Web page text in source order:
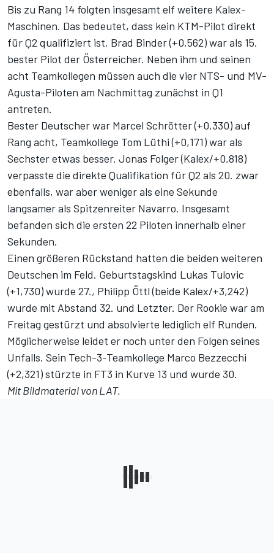
Bis zu Rang 14 folgten insgesamt elf weitere Kalex-
Maschinen. Das bedeutet, dass kein KTM-Pilot direkt
für Q2 qualifiziert ist. Brad Binder (+0,562) war als 15.
bester Pilot der Österreicher. Neben ihm und seinen
acht Teamkollegen müssen auch die vier NTS- und MV-
Agusta-Piloten am Nachmittag zunächst in Q1
antreten.
Bester Deutscher war Marcel Schrötter (+0,330) auf
Rang acht, Teamkollege Tom Lüthi (+0,171) war als
Sechster etwas besser. Jonas Folger (Kalex/+0,818)
verpasste die direkte Qualifikation für Q2 als 20. zwar
ebenfalls, war aber weniger als eine Sekunde
langsamer als Spitzenreiter Navarro. Insgesamt
befanden sich die ersten 22 Piloten innerhalb einer
Sekunden.
Einen größeren Rückstand hatten die beiden weiteren
Deutschen im Feld. Geburtstagskind Lukas Tulovic
(+1,730) wurde 27., Philipp Öttl (beide Kalex/+3,242)
wurde mit Abstand 32. und Letzter. Der Rookie war am
Freitag gestürzt und absolvierte lediglich elf Runden.
Möglicherweise leidet er noch unter den Folgen seines
Unfalls. Sein Tech-3-Teamkollege Marco Bezzecchi
(+2,321) stürzte in FT3 in Kurve 13 und wurde 30.
Mit Bildmaterial von LAT.